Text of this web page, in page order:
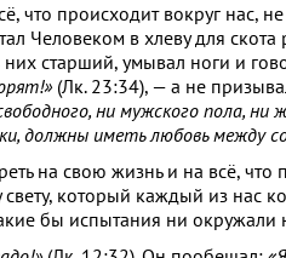
что происходит вокруг нас,
Человеком в хлеву для
старший, умывал ноги и
(Лк. 23:34), — а не
ни мужского пола, ни
должны иметь любовь между
на свою жизнь и на всё,
который каждый из нас
бы испытания ни